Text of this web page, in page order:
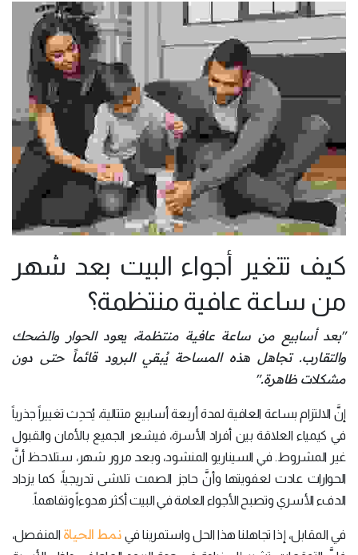
كيف تتغير أجواء البيت بعد شهر
من ساعة عافية منتظمة؟
"بعد أسابيع من ساعة عافية منتظمة، يعود الحوار والضحك
والتقارب. تجاهل هذه المساحة يُبقي البرود قائماً حتى دون
مشكلات ظاهرة."
إنَّ الالتزام بساعة العافية لمدة أربعة أسابيع متتالية، يُحدِث تغييراً جذرياً
في كيمياء العلاقة بين أفراد الأسرة، فيشعر الجميع بالأمان والقبول
غير المشروط. في السيناريو المنشود، وبعد مرور شهر، ستلاحظ أنَّ
الحوارات عادت لعفويتها وأنَّ حاجز الصمت تلاشى تدريجياً، كما يزداد
الدفء الأسري وتصبح الأجواء العامة في البيت أكثر هدوءاً وتفاهماً.
في المقابل، إذا تجاهلنا هذا الحل واستمرينا في نمط الحياة المنفصل،